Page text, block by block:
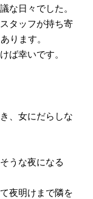
な日々でした。
タッフが持ち寄
ります。
ば幸いです。
、女にだらしな
うな夜になる
夜明けまで隣を